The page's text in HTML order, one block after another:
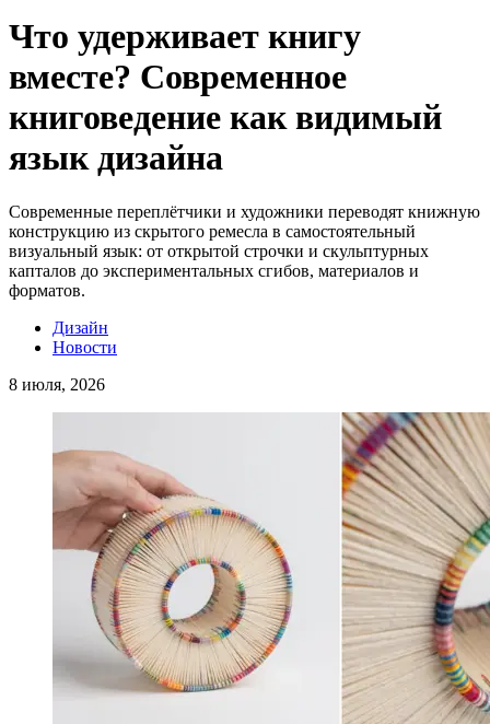
Что удерживает книгу
вместе? Современное
книговедение как видимый
язык дизайна
Современные переплётчики и художники переводят книжную
конструкцию из скрытого ремесла в самостоятельный
визуальный язык: от открытой строчки и скульптурных
капталов до экспериментальных сгибов, материалов и
форматов.
Дизайн
Новости
8 июля, 2026